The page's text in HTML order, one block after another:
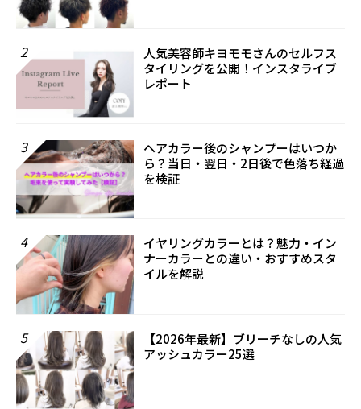
2
人気美容師キヨモモさんのセルフス
タイリングを公開！インスタライブ
レポート
3
ヘアカラー後のシャンプーはいつか
ら？当日・翌日・2日後で色落ち経過
を検証
4
イヤリングカラーとは？魅力・イン
ナーカラーとの違い・おすすめスタ
イルを解説
5
【2026年最新】ブリーチなしの人気
アッシュカラー25選